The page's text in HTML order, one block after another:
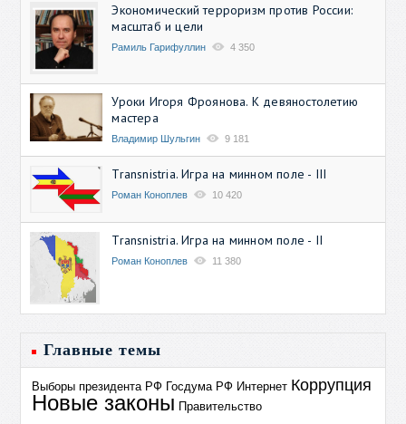
Экономический терроризм против России:
масштаб и цели
Рамиль Гарифуллин 4 350
Уроки Игоря Фроянова. К девяностолетию
мастера
Владимир Шульгин 9 181
Transnistria. Игра на минном поле - III
Роман Коноплев 10 420
Transnistria. Игра на минном поле - II
Роман Коноплев 11 380
Главные темы
Выборы президента РФ Госдума РФ Интернет Коррупция
Новые законы Правительство